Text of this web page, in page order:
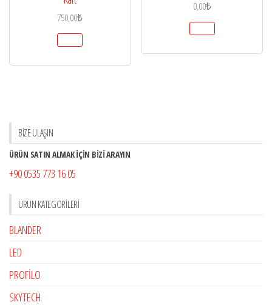
750,00₺
0,00₺
BİZE ULAŞIN
ÜRÜN SATIN ALMAK İÇİN BİZİ ARAYIN
+90 0535 773 16 05
ÜRÜN KATEGORILERI
BLANDER
LED
PROFİLO
SKYTECH